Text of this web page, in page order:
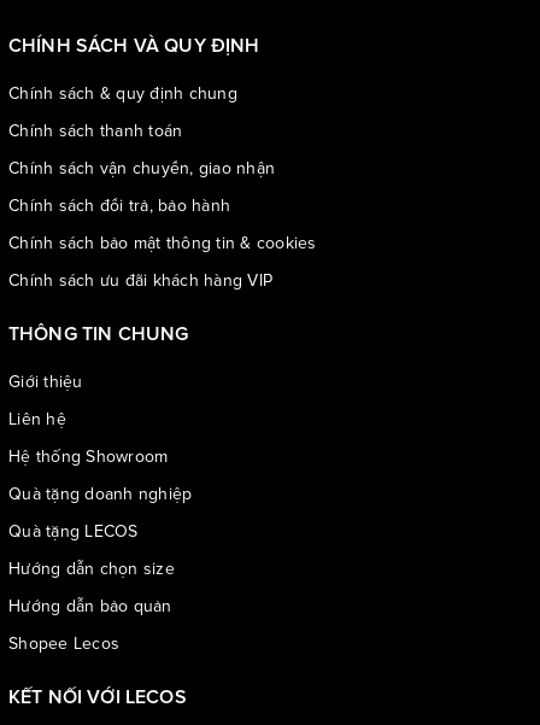
Tông màu đen cổ điển, dễ dàng phối cùng mọi trang phục
CHÍNH SÁCH VÀ QUY ĐỊNH
Chính sách & quy định chung
Chính sách thanh toán
Chính sách vận chuyển, giao nhận
Chính sách đổi trả, bảo hành
Chính sách bảo mật thông tin & cookies
Chính sách ưu đãi khách hàng VIP
THÔNG TIN CHUNG
Giới thiệu
Liên hệ
Hệ thống Showroom
Quà tặng doanh nghiệp
Quà tặng LECOS
Hướng dẫn chọn size
Hướng dẫn bảo quản
Shopee Lecos
KẾT NỐI VỚI LECOS